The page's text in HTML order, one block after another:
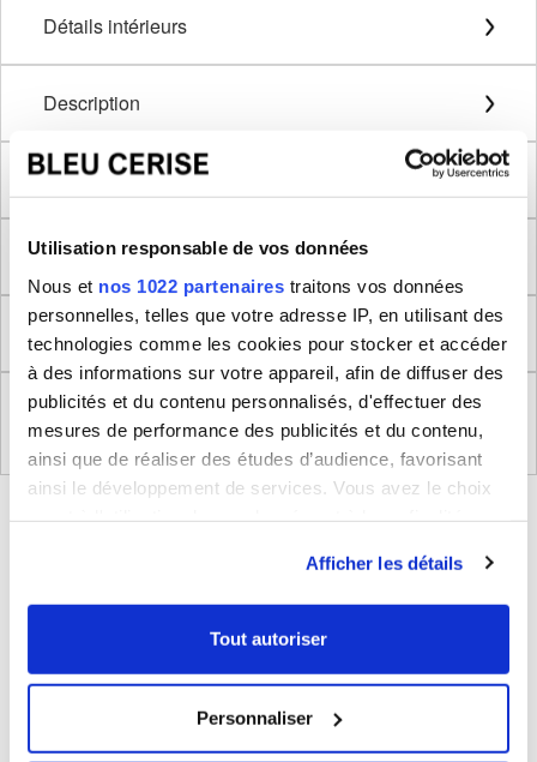
Utilisation responsable de vos données
Nous et nos 1022 partenaires traitons vos données
personnelles, telles que votre adresse IP, en utilisant des
technologies comme les cookies pour stocker et accéder
à des informations sur votre appareil, afin de diffuser des
publicités et du contenu personnalisés, d'effectuer des
mesures de performance des publicités et du contenu,
ainsi que de réaliser des études d’audience, favorisant
ainsi le développement de services. Vous avez le choix
tout moment en consultant la Déclaration relative aux
cookies ou en cliquant sur l'icône de confidentialité.
Collecter des informations sur votre localisation
géographique qui peuvent être précises à plusieurs
mètres près
Afficher les détails
Tout autoriser
Personnaliser
Détails intérieurs
Description
Méthode de mesure
Dimensions produit
Retour
Règlement (UE) 2023/988 relatifs à la Sécurité
Générale des Produits
BLEUCERISE VOUS CONSEILLE